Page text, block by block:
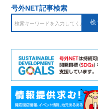
号外NET記事検索